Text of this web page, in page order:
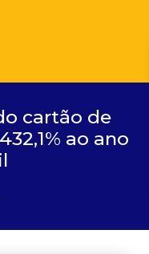
cartão de
ao ano